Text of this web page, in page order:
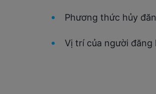
Phương thức hủy
Vị trí của người đăng